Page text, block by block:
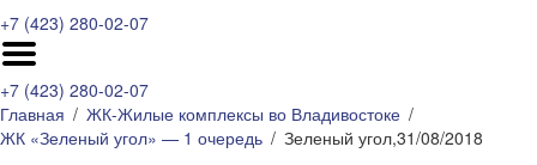
+7 (423) 280-02-07
+7 (423) 280-02-07
Главная
ЖК-Жилые комплексы во Владивостоке
ЖК «Зеленый угол» — 1 очередь
Зеленый угол,31/08/2018